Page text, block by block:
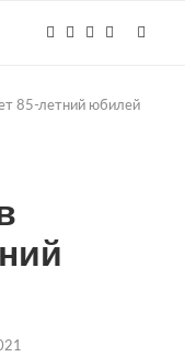
85-летний юбилей